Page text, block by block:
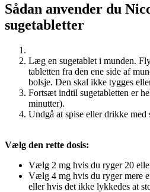
Sådan anvender du
sugetabletter
Læg en sugetablet i munden.
tabletten fra den ene side af
bolsje. Den skal ikke tygges
Fortsæt indtil sugetabletten er
minutter).
Undgå at spise eller drikke med
Vælg den rette dosis:
Vælg 2 mg hvis du ryger 20
Vælg 4 mg hvis du ryger mere
eller hvis det ikke lykkedes at